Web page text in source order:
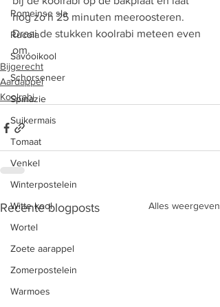
Romeinse sla
Rucola
Savooikool
Schorseneer
Spinazie
Suikermais
Tomaat
Venkel
Winterpostelein
Witte kool
Wortel
Zoete aarappel
Zomerpostelein
Warmoes
nog zo'n 25 minuten meeroosteren.
Draai de stukken koolrabi meteen even
om.
Bijgerecht
Aardappel
Koolrabi
Recente blogposts Alles weergeven